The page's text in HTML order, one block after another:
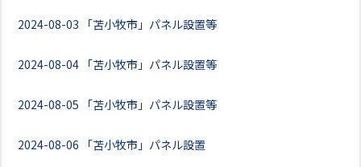
2024-08-03 「苫小牧市」パネル設置等
2024-08-04 「苫小牧市」パネル設置等
2024-08-05 「苫小牧市」パネル設置等
2024-08-06 「苫小牧市」パネル設置